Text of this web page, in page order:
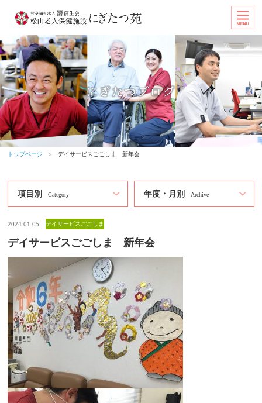
トップページ ＞ デイサービスごごしま 新年会
項目別 Category 年度・月別 Archive
2024.01.05 デイサービスごごしま
デイサービスごごしま 新年会